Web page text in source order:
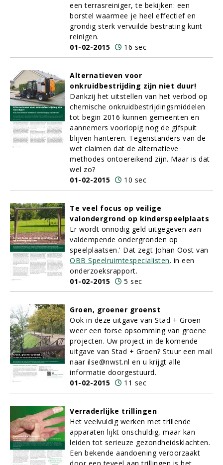
een terrasreiniger, te bekijken: een
borstel waarmee je heel effectief en
grondig sterk vervuilde bestrating kunt
reinigen.
01-02-2015
16 sec
Alternatieven voor
onkruidbestrijding zijn niet duur!
Dankzij het uitstellen van het verbod op
chemische onkruidbestrijdingsmiddelen
tot begin 2016 kunnen gemeenten en
aannemers voorlopig nog de gifspuit
blijven hanteren. Tegenstanders van de
wet claimen dat de alternatieve
methodes ontoereikend zijn. Maar is dat
wel zo?
01-02-2015
10 sec
Te veel focus op veilige
valondergrond op kinderspeelplaats
Er wordt onnodig geld uitgegeven aan
valdempende ondergronden op
speelplaatsen.' Dat zegt Johan Oost van
OBB Speelruimtespecialisten. in een
onderzoeksrapport.
01-02-2015
5 sec
Groen, groener groenst
Ook in deze uitgave van Stad + Groen
weer een forse opsomming van groene
projecten. Uw project in de komende
uitgave van Stad + Groen? Stuur een mail
naar ilse@nwst.nl en u krijgt alle
informatie doorgestuurd.
01-02-2015
11 sec
Verraderlijke trillingen
Het veelvuldig werken met trillende
apparaten lijkt onschuldig, maar kan
leiden tot serieuze gezondheidsklachten.
Een bekende aandoening veroorzaakt